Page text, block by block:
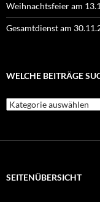
Weihnachtsfeier am
Gesamtdienst am
WELCHE BEITRÄGE
Welche
Beiträge
SEITENÜBERSICHT